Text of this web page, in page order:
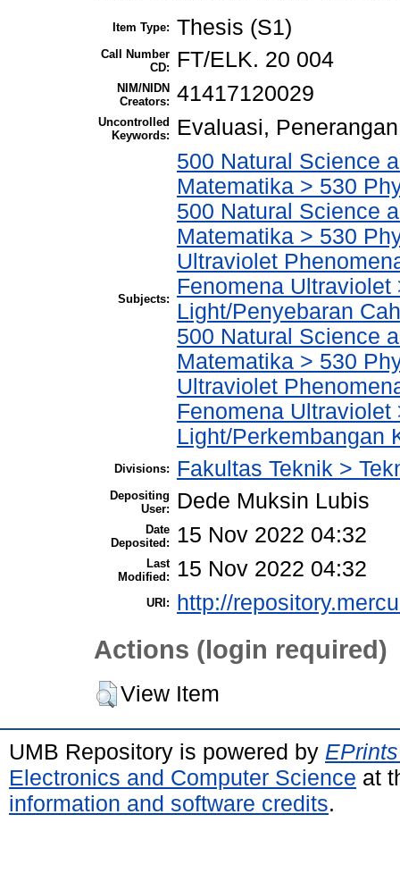
Item Type: Thesis (S1)
Call Number
CD:
FT/ELK. 20 004
NIM/NIDN
Creators: 41417120029
Uncontrolled
Keywords:
Evaluasi,
Subjects:
500 Natural Science
Matematika > 530
500 Natural Science
Matematika > 530
Ultraviolet
Fenomena
Light/Penyebaran
500 Natural Science
Matematika > 530
Ultraviolet
Fenomena
Light/Perkembangan
Divisions: Fakultas Teknik >
Depositing
User:
Dede Muksin Lubis
Date
Deposited:
15 Nov 2022 04:32
Last
Modified:
15 Nov 2022 04:32
URI: http://
Actions (login required)
View Item
UMB Repository is powered by
Electronics and Computer Science at
information and software credits.